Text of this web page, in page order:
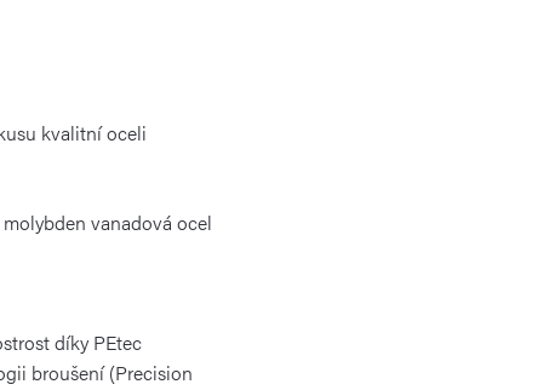
kvalitní oceli
vanadová ocel
díky PEtec
broušení (Precision